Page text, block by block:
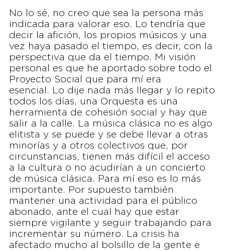
No lo sé, no creo que sea la persona más
indicada para valorar eso. Lo tendría que
decir la afición, los propios músicos y una
vez haya pasado el tiempo, es decir, con la
perspectiva que da el tiempo. Mi visión
personal es que he aportado sobre todo el
Proyecto Social que para mí era
esencial. Lo dije nada más llegar y lo repito
todos los días, una Orquesta es una
herramienta de cohesión social y hay que
salir a la calle. La música clásica no es algo
elitista y se puede y se debe llevar a otras
minorías y a otros colectivos que, por
circunstancias, tienen más difícil el acceso
a la cultura o no acudirían a un concierto
de música clásica. Para mí eso es lo más
importante. Por supuesto también
mantener una actividad para el público
abonado, ante el cual hay que estar
siempre vigilante y seguir trabajando para
incrementar su número. La crisis ha
afectado mucho al bolsillo de la gente e